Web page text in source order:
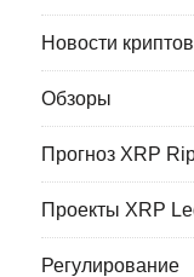
Новости
Обзоры
Прогноз XRP
Проекты XRP
Регулирование